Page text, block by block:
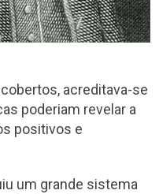
acreditava-se
poderiam revelar a
positivos e
um grande sistema